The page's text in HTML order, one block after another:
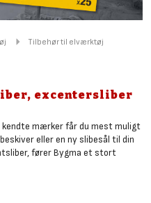
Tilbehør til elværktøj
excentersliber
kendte mærker får du mest muligt
eller en ny slibesål til din
fører Bygma et stort
eller gipsplader, kan du finde
inden du går i gang med